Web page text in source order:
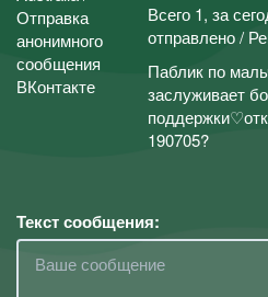
Всего 1, за
отправлено /
Паблик по
заслуживает
190705?
Текст сообщения: